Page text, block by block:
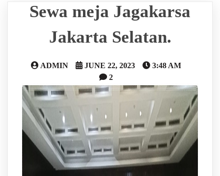
Sewa meja Jagakarsa
Jakarta Selatan.
ADMIN JUNE 22, 2023
3:48 AM
2